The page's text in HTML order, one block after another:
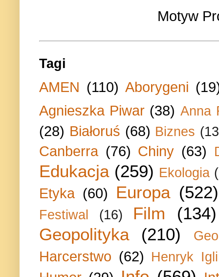
Motyw
Tagi
AMEN (110) Aborygeni
Agnieszka Piwar (38) Anna
(28) Białoruś (68) Biznes
Canberra (76) Chiny (63)
Edukacja (259) Ekologia
Etyka (60) Europa (522)
Festiwal (16) Film
(134)
Geopolityka
(210)
Harcerstwo (62) Henryk